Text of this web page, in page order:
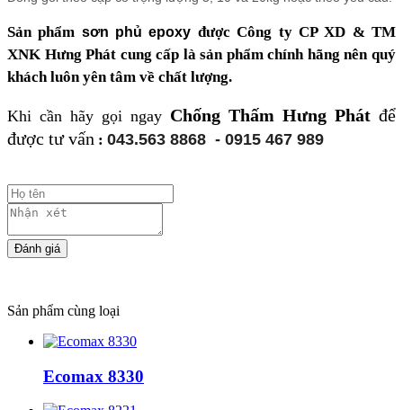
Sản phẩm sơn phủ epoxy đượcCông ty CP XD & TM
XNK Hưng Phát cung cấp là sản phẩm chính hãng nên quý
khách luôn yên tâm về chất lượng.
Khi cần hãy gọi ngay Chống Thấm Hưng Phátđể
được tư vấn : 043.563 8868 - 0915 467 989
Sản phẩm cùng loại
Ecomax 8330